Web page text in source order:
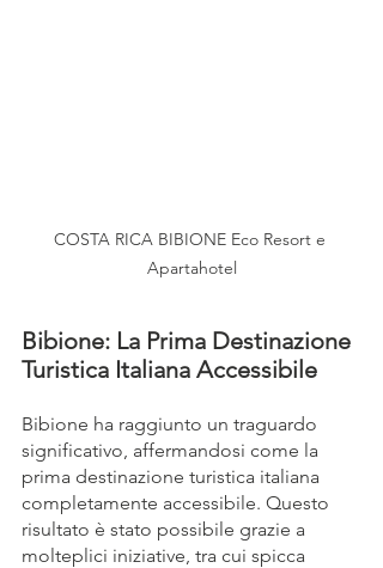
COSTA RICA BIBIONE Eco Resort e
Apartahotel
Bibione: La Prima Destinazione
Turistica Italiana Accessibile
Bibione ha raggiunto un traguardo
significativo, affermandosi come la
prima destinazione turistica italiana
completamente accessibile. Questo
risultato è stato possibile grazie a
molteplici iniziative, tra cui spicca